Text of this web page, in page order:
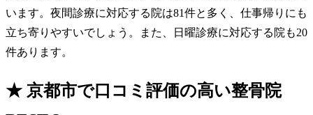
います。夜間診療に対応する院は81件と多く、仕事帰りにも
立ち寄りやすいでしょう。また、日曜診療に対応する院も20
件あります。
★京都市で口コミ評価の高い整骨院